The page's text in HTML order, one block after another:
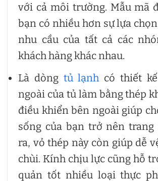
với cả môi trường. Mẫu mã
bạn có nhiều hơn sự lựa
nhu cầu của tất cả các
khách hàng khác nhau.
Là dòng tủ lạnh có thiết
ngoài của tủ làm bằng thép
điều khiển bên ngoài giúp
sống của bạn trở nên trang
ra, vỏ thép này còn giúp dễ
chùi. Kính chịu lực cũng hỗ
quản tốt nhiều loại thực